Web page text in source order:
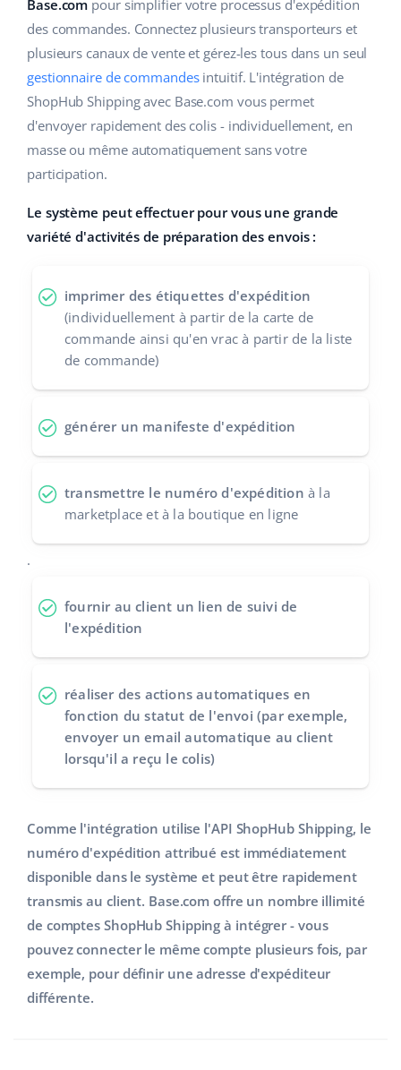
Gestion logistique
Automatisation des flux
Base Connect
L'IA au service du e-commerce
Maison et jardin
Produits pour enfants
Électronique
Pièces automobiles
Supermarché
Santé et beauté
Aide
Académie
Blog
Calculateur de gains
Collaborations et partenaires
Contact
english (US)
english (GB)
english (IN)
deutsch
Ελληνικά
español (MX)
Français
Italiano
polski
română
Base.com pour simplifier votre processus d'expédition
des commandes. Connectez plusieurs transporteurs et
plusieurs canaux de vente et gérez-les tous dans un seul
gestionnaire de commandesintuitif. L'intégration de
ShopHub Shipping avec Base.com vous permet
d'envoyer rapidement des colis - individuellement, en
masse ou même automatiquement sans votre
participation.
Le système peut effectuer pour vous une grande
variété d'activités de préparation des envois :
imprimer des étiquettes d'expédition
(individuellement à partir de la carte de
commande ainsi qu'en vrac à partir de la liste
de commande)
générer un manifeste d'expédition
transmettre le numéro d'expédition à la
marketplace et à la boutique en ligne
.
fournir au client un lien de suivi de
l'expédition
réaliser des actions automatiques en
fonction du statut de l'envoi (par exemple,
envoyer un email automatique au client
lorsqu'il a reçu le colis)
Comme l'intégration utilise l'API ShopHub Shipping, le
numéro d'expédition attribué est immédiatement
disponible dans le système et peut être rapidement
transmis au client. Base.com offre un nombre illimité
de comptes ShopHub Shipping à intégrer - vous
pouvez connecter le même compte plusieurs fois, par
exemple, pour définir une adresse d'expéditeur
différente.